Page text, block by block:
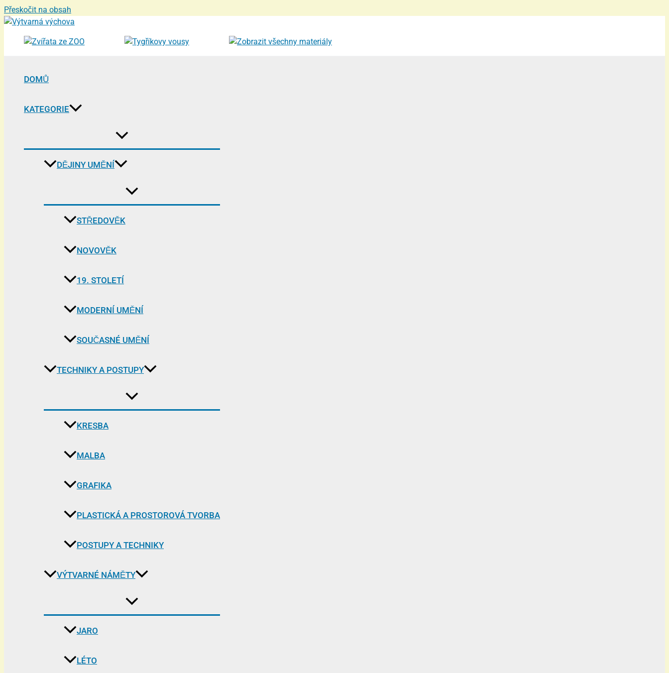
Přeskočit na obsah
DOMŮ
KATEGORIE
DĚJINY UMĚNÍ
STŘEDOVĚK
NOVOVĚK
19. STOLETÍ
MODERNÍ UMĚNÍ
SOUČASNÉ UMĚNÍ
TECHNIKY A POSTUPY
KRESBA
MALBA
GRAFIKA
PLASTICKÁ A PROSTOROVÁ TVORBA
POSTUPY A TECHNIKY
VÝTVARNÉ NÁMĚTY
JARO
LÉTO